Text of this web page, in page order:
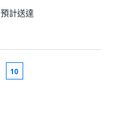
預計送達
10